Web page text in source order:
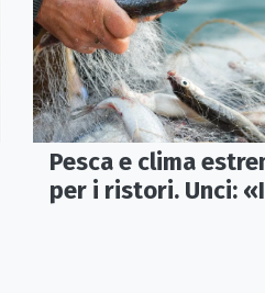
Pesca e clima
per i ristori. Unci: